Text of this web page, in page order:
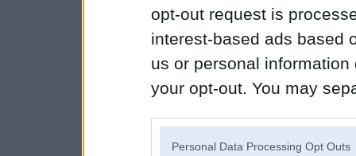
opt-out request is
interest-based ads based
us or personal
your opt-out. You may
Personal Data Processing Opt Outs